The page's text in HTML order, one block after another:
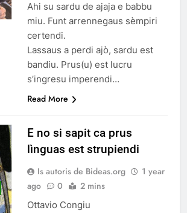
Ahi su sardu de ajaja e babbu
miu. Funt arrennegaus sèmpiri
certendi.
Lassaus a perdi ajò, sardu est
bandiu. Prus(u) est lucru
s’ingresu imperendi…
Read More
E no si sapit ca prus
lìnguas est strupiendi
Is autoris de Bideas.org
1 year
ago
0 2 mins
Ottavio Congiu